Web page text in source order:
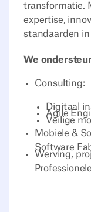
transformatie.
expertise,
standaarden
We
Consulting:
Digitaal
Agile
Veilige
Mobiele &
Software
Werving,